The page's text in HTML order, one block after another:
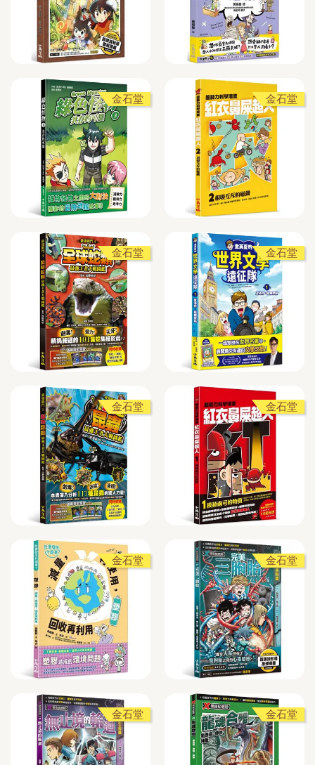
金石堂 金石堂
金石堂 金石堂
金石堂 金石堂
金石堂 金石堂
金石堂 金石堂